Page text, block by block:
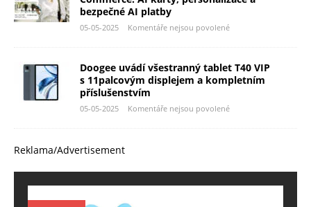
bezpečné AI platby
05-05-2025 Komentáře nejsou povolené
Doogee uvádí všestranný tablet T40 VIP
s 11palcovým displejem a kompletním
příslušenstvím
05-05-2025 Komentáře nejsou povolené
Reklama/Advertisement